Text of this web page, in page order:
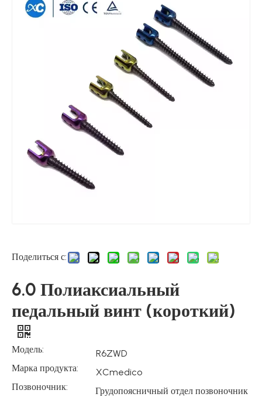
Поделиться с:
6.0 Полиаксиальный
педальный винт (короткий)
Модель:
R6ZWD
Марка продукта:
XCmedico
Позвоночник:
Грудопоясничный отдел позвоночник